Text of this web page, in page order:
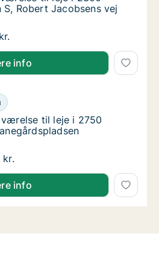
S, Robert Jacobsens vej
til leje i 2300
info
til leje i 2750 Ballerup,
leje i 2750 Ballerup,
til leje i 2750 Ballerup,
værelse til leje i 2750
til leje i 2750 Ballerup,
kr.
info